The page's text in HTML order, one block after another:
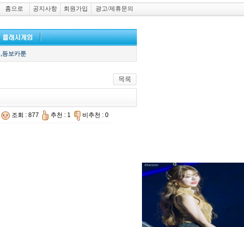
홈으로 공지사항 회원가입 광고/제휴문의
,등보카툰
조회 : 877 추천 : 1 비추천 : 0